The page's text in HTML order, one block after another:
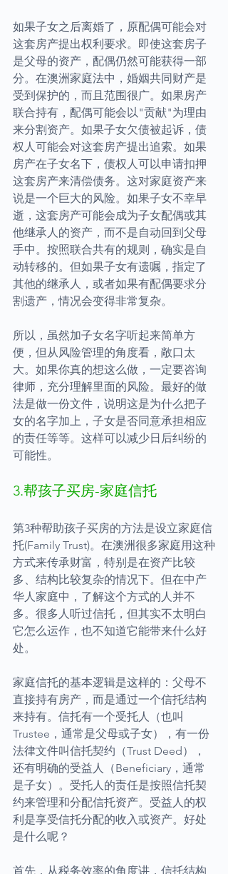
如果子女之后离婚了，原配偶可能会对
这套房产提出权利要求。即使这套房子
是父母的资产，配偶仍然可能获得一部
分。在澳洲家庭法中，婚姻共同财产是
受到保护的，而且范围很广。如果房产
联合持有，配偶可能会以"贡献"为理由
来分割资产。如果子女欠债被起诉，债
权人可能会对这套房产提出追索。如果
房产在子女名下，债权人可以申请扣押
这套房产来清偿债务。这对家庭资产来
说是一个巨大的风险。如果子女不幸早
逝，这套房产可能会成为子女配偶或其
他继承人的资产，而不是自动回到父母
手中。按照联合共有的规则，确实是自
动转移的。但如果子女有遗嘱，指定了
其他的继承人，或者如果有配偶要求分
割遗产，情况会变得非常复杂。
所以，虽然加子女名字听起来简单方
便，但从风险管理的角度看，敞口太
大。如果你真的想这么做，一定要咨询
律师，充分理解里面的风险。最好的做
法是做一份文件，说明这是为什么把子
女的名字加上，子女是否同意承担相应
的责任等等。这样可以减少日后纠纷的
可能性。
3.帮孩子买房-家庭信托
第3种帮助孩子买房的方法是设立家庭信
托(Family Trust)。在澳洲很多家庭用这种
方式来传承财富，特别是在资产比较
多、结构比较复杂的情况下。但在中产
华人家庭中，了解这个方式的人并不
多。很多人听过信托，但其实不太明白
它怎么运作，也不知道它能带来什么好
处。
家庭信托的基本逻辑是这样的：父母不
直接持有房产，而是通过一个信托结构
来持有。信托有一个受托人（也叫
Trustee，通常是父母或子女），有一份
法律文件叫信托契约（Trust Deed），
还有明确的受益人（Beneficiary，通常
是子女）。受托人的责任是按照信托契
约来管理和分配信托资产。受益人的权
利是享受信托分配的收入或资产。好处
是什么呢？
首先，从税务效率的角度讲，信托结构